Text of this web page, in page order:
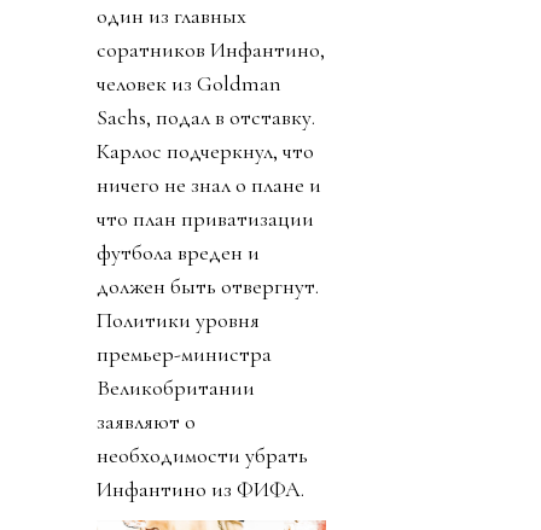
один из главных
соратников Инфантино,
человек из Goldman
Sachs, подал в отставку.
Карлос подчеркнул, что
ничего не знал о плане и
что план приватизации
футбола вреден и
должен быть отвергнут.
Политики уровня
премьер-министра
Великобритании
заявляют о
необходимости убрать
Инфантино из ФИФА.